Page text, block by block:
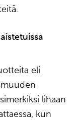
eli
lihaan
kun